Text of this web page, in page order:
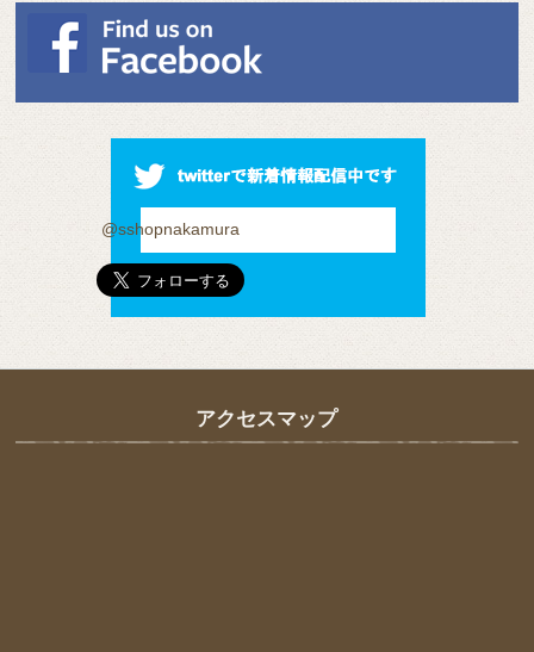
@sshopnakamura
アクセスマップ